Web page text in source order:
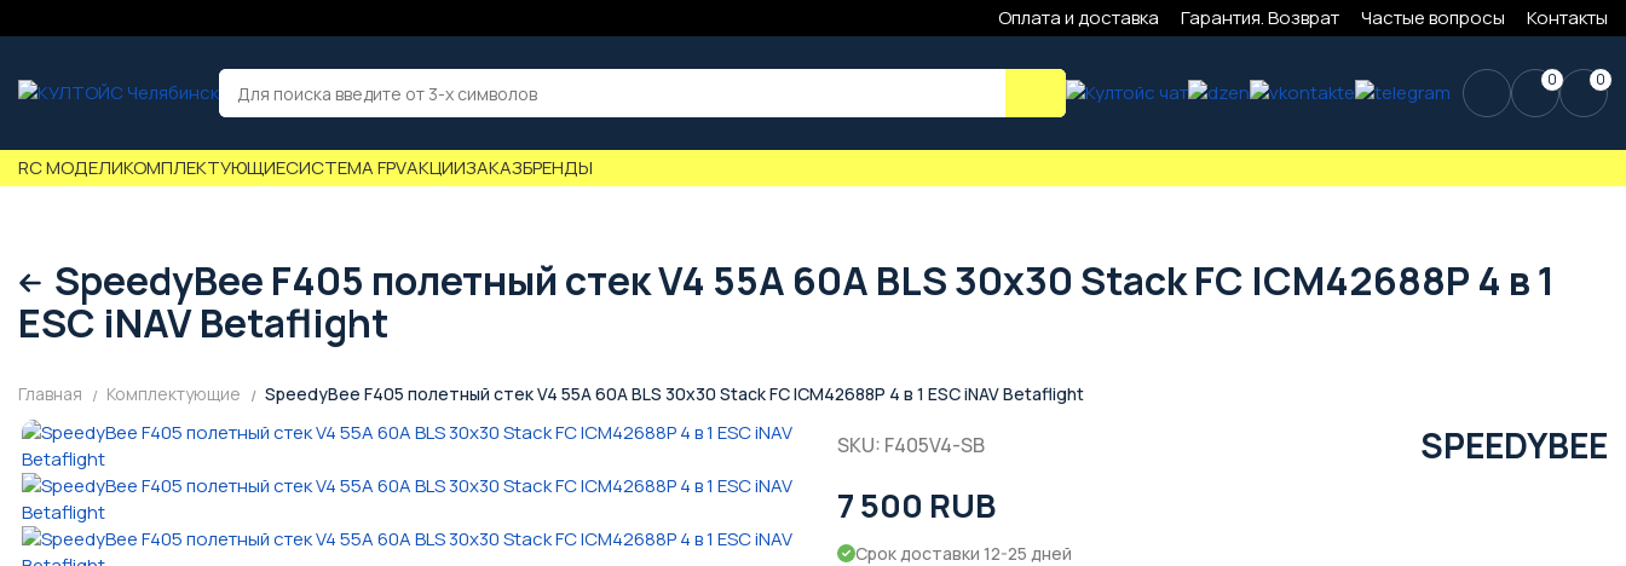
Оплата и доставка Гарантия. Возврат Частые вопросы Контакты
0 0
RC МОДЕЛИКОМПЛЕКТУЮЩИЕСИСТЕМА FPVАКЦИИЗАКАЗБРЕНДЫ
SpeedyBee F405 полетный стек V4 55A 60A BLS 30x30 Stack FC ICM42688P 4 в 1
ESC iNAV Betaflight
Главная Комплектующие SpeedyBee F405 полетный стек V4 55A 60A BLS 30x30 Stack FC ICM42688P 4 в 1 ESC iNAV Betaflight
SKU: F405V4-SB SPEEDYBEE
7 500 RUB
Срок доставки 12-25 дней